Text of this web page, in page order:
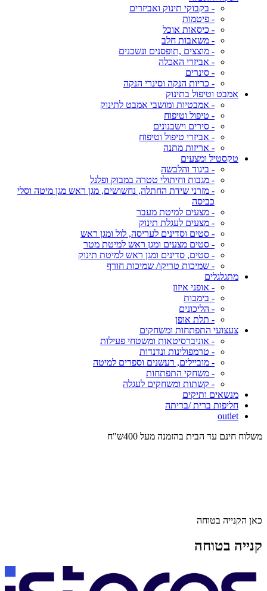
- בקבוקי תינוק ואביזרים
- פיטמות
- כיסאות אוכל
- משאבות חלב
- מוצצים ,תופסנים ונשכנים
- אביזרי האכלה
- סינרים
- כריות הנקה וסינרי הנקה
אמבט וטיפול בתינוק
- אמבטיות ומושבי אמבט לתינוק
- טיפול וטיפוח
- סירים וישבנונים
- אביזרי טיפול וטיפוח
- אריזות מתנה
טקסטיל ומצעים
- ביגוד והלבשה
- מגבות וחיתולי טטרה במבוק ופלנל
- מזרני שידת החתלה, נחשושים, מגן ראש מגן מיטה וסלי
כביסה
- מצעים למיטת מעבר
- מצעים לעגלת תינוק
- סטים וסדינים לעריסה, לול ומגן ראש
- סטים מצעים ומגן ראש למיטת מטר
- סטים, סדינים ומגן ראש למיטת תינוק
- שמיכות טריקו/ שמיכות חורף
מתגלגלים
- אופני איזון
- בימבות
- הליכונים
- תלת אופן
צעצועי התפתחות ומשחקים
- אוניברסיטאות ומשטחי פעילות
- טרמפולינות ונדנדות
- מוביילים, רעשנים וספרים למיטה
- משחקי התפתחות
- קשתות ומשחקים לעגלה
מנשאים ותיקים
חליפות ברית /בריתה
outlet
משלוח חינם עד הבית בהזמנה מעל 400ש"ח
כאן הקנייה בטוחה
קנייה בטוחה